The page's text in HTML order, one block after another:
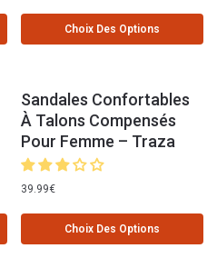
Choix Des Options
Sandales Confortables
À Talons Compensés
Pour Femme – Traza
39.99€
Choix Des Options